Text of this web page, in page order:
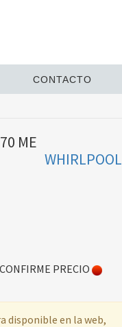
CONTACTO
ME
WHIRLPOOL
PRECIO
disponible en la web,